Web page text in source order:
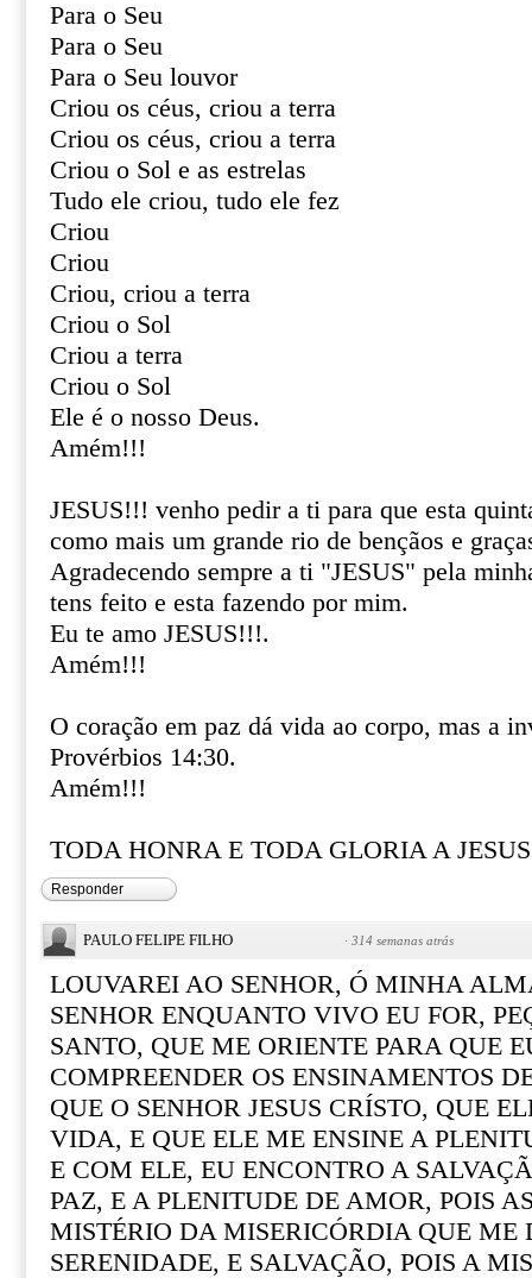
Para o Seu
Para o Seu
Para o Seu louvor
Criou os céus, criou a terra
Criou os céus, criou a terra
Criou o Sol e as estrelas
Tudo ele criou, tudo ele fez
Criou
Criou
Criou, criou a terra
Criou o Sol
Criou a terra
Criou o Sol
Ele é o nosso Deus.
Amém!!!
JESUS!!! venho pedir a ti para que esta
como mais um grande rio de bençãos e
Agradecendo sempre a ti "JESUS" pela
tens feito e esta fazendo por mim.
Eu te amo JESUS!!!.
Amém!!!
O coração em paz dá vida ao corpo, mas a
Provérbios 14:30.
Amém!!!
TODA HONRA E TODA GLORIA A
Responder
PAULO FELIPE FILHO · 314 semanas atrás
LOUVAREI AO SENHOR, Ó MINHA
SENHOR ENQUANTO VIVO EU FOR,
SANTO, QUE ME ORIENTE PARA QUE
COMPREENDER OS ENSINAMENTOS
QUE O SENHOR JESUS CRÍSTO, QUE
VIDA, E QUE ELE ME ENSINE A
E COM ELE, EU ENCONTRO A
PAZ, E A PLENITUDE DE AMOR, POIS
MISTÉRIO DA MISERICÓRDIA QUE ME
SERENIDADE, E SALVAÇÃO, POIS A